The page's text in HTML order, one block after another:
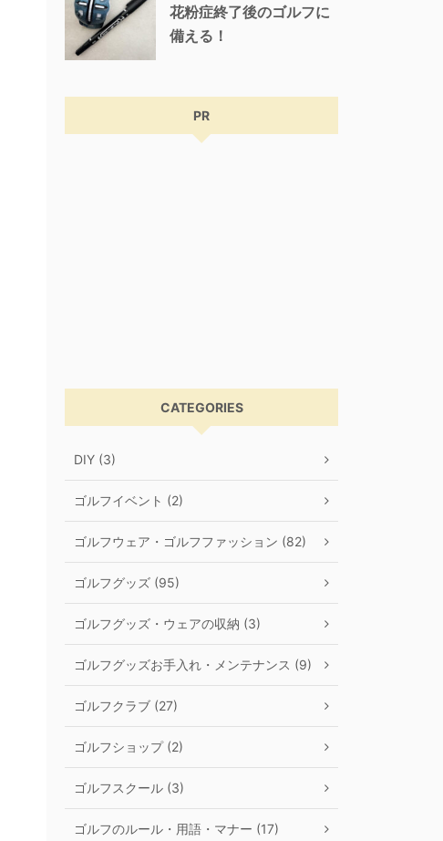
花粉症終了後のゴルフに
備える！
PR
CATEGORIES
DIY (3)
ゴルフイベント (2)
ゴルフウェア・ゴルフファッション (82)
ゴルフグッズ (95)
ゴルフグッズ・ウェアの収納 (3)
ゴルフグッズお手入れ・メンテナンス (9)
ゴルフクラブ (27)
ゴルフショップ (2)
ゴルフスクール (3)
ゴルフのルール・用語・マナー (17)